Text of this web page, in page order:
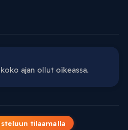
ajan ollut oikeassa.
tilaamalla